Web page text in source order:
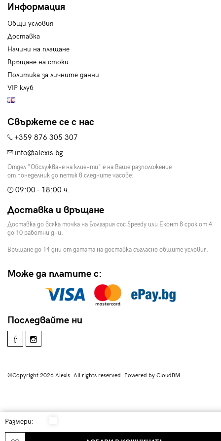
Размери:
Информация
Общи условия
Доставка
Начини на плащане
Връщане на стоки
Политика за личните данни
VIP клуб
Свържете се с нас
+359 876 305 307
info@alexis.bg
Отдел "Обслужване на клиенти" е на Ваше разположение
от понеделник до петък в следните часове:
09:00 - 18:00 ч.
Доставка и връщане
Доставка до всяка точка на България със Speedy или Еконт в срок от 4
до 10 работни дни.
Връщане до 14 дни от датата на доставка съгласно общите условия.
Може да платите с:
Последвайте ни
©Copyright 2026 Alexis. All rights reserved. Powered by CloudBM.